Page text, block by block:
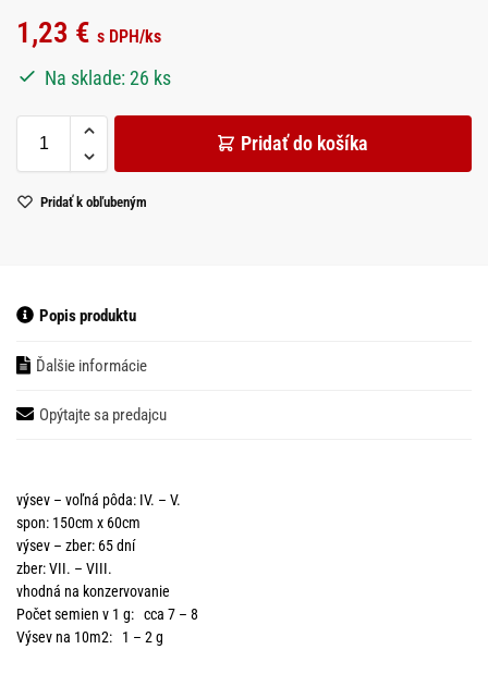
1,23 € s DPH/ks
Na sklade: 26 ks
Pridať do košíka
Pridať k obľubeným
Popis produktu
Ďalšie informácie
Opýtajte sa predajcu
výsev – voľná pôda: IV. – V.
spon: 150cm x 60cm
výsev – zber: 65 dní
zber: VII. – VIII.
vhodná na konzervovanie
Počet semien v 1 g: cca 7 – 8
Výsev na 10m2: 1 – 2 g